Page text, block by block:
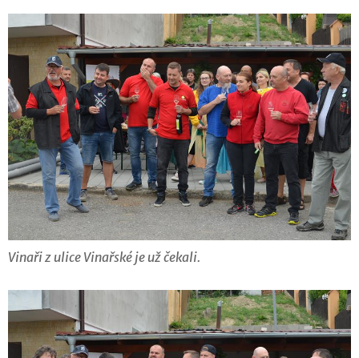
Vinaři z ulice Vinařské je už čekali.